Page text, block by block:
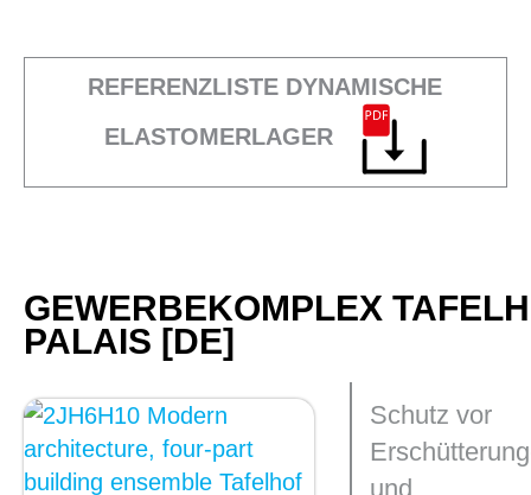
REFERENZLISTE DYNAMISCHE
ELASTOMERLAGER
GEWERBEKOMPLEX
PALAIS [DE]
Schutz vor
und